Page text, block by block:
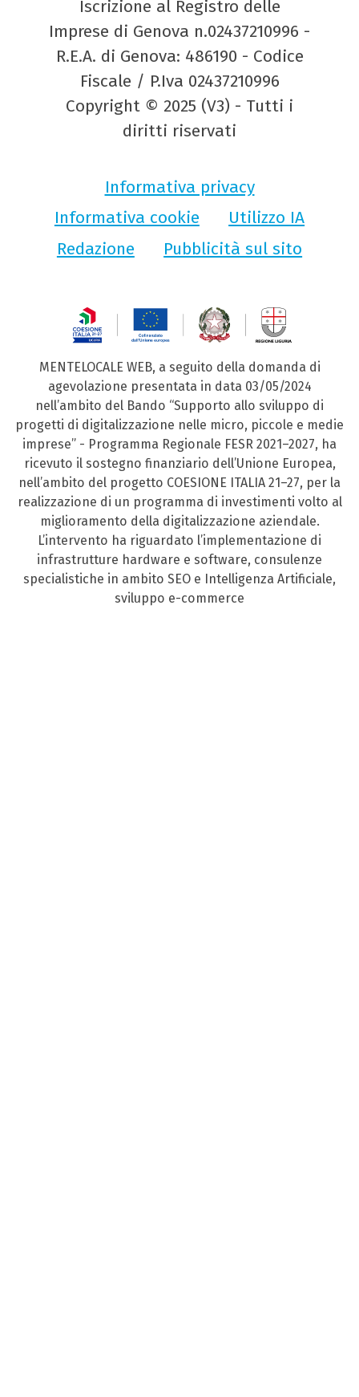
Iscrizione al Registro delle
Imprese di Genova n.02437210996 -
R.E.A. di Genova: 486190 - Codice
Fiscale / P.Iva 02437210996
Copyright © 2025 (V3) - Tutti i
diritti riservati
Informativa privacy
Informativa cookie
Utilizzo IA
Redazione
Pubblicità sul sito
MENTELOCALE WEB, a seguito della domanda di
agevolazione presentata in data 03/05/2024
nell’ambito del Bando “Supporto allo sviluppo di
progetti di digitalizzazione nelle micro, piccole e medie
imprese” - Programma Regionale FESR 2021–2027, ha
ricevuto il sostegno finanziario dell’Unione Europea,
nell’ambito del progetto COESIONE ITALIA 21–27, per la
realizzazione di un programma di investimenti volto al
miglioramento della digitalizzazione aziendale.
L’intervento ha riguardato l’implementazione di
infrastrutture hardware e software, consulenze
specialistiche in ambito SEO e Intelligenza Artificiale,
sviluppo e-commerce